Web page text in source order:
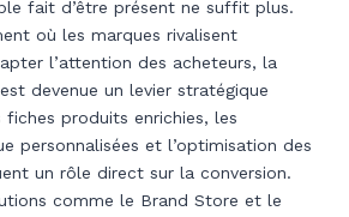
fait d’être présent ne suffit plus.
où les marques rivalisent
l’attention des acheteurs, la
devenue un levier stratégique
produits enrichies, les
personnalisées et l’optimisation des
un rôle direct sur la conversion.
comme le Brand Store et le